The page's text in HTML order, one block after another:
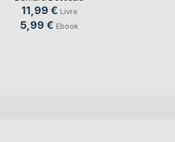
11,99 € Livre
5,99 € Ebook